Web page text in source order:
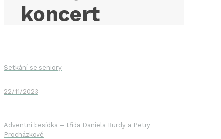
koncert
Setkání se seniory
22/11/2023
Adventní besídka – třída Daniela Burdy a Petry
Procházkové